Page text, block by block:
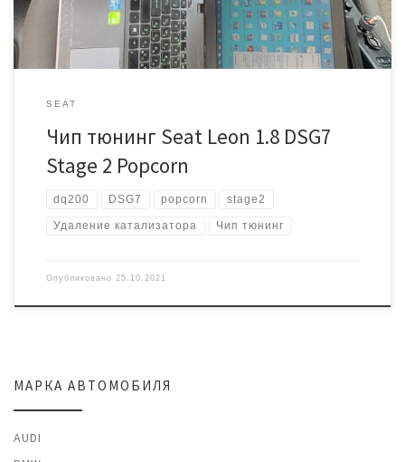
SEAT
Чип тюнинг Seat Leon 1.8 DSG7
Stage 2 Popcorn
dq200 DSG7 popcorn stage2
Удаление катализатора Чип тюнинг
Опубликовано 25.10.2021
МАРКА АВТОМОБИЛЯ
AUDI